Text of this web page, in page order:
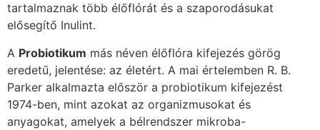
tartalmaznak több élőflórát és a szaporodásukat
elősegítő Inulint.
A Probiotikum más néven élőflóra kifejezés görög
eredetű, jelentése: az életért. A mai értelemben R. B.
Parker alkalmazta először a probiotikum kifejezést
1974-ben, mint azokat az organizmusokat és
anyagokat, amelyek a bélrendszer mikroba-